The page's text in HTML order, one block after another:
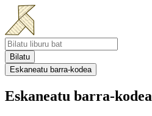
Bilatu
Eskaneatu barra-kodea
Eskaneatu barra-kodea